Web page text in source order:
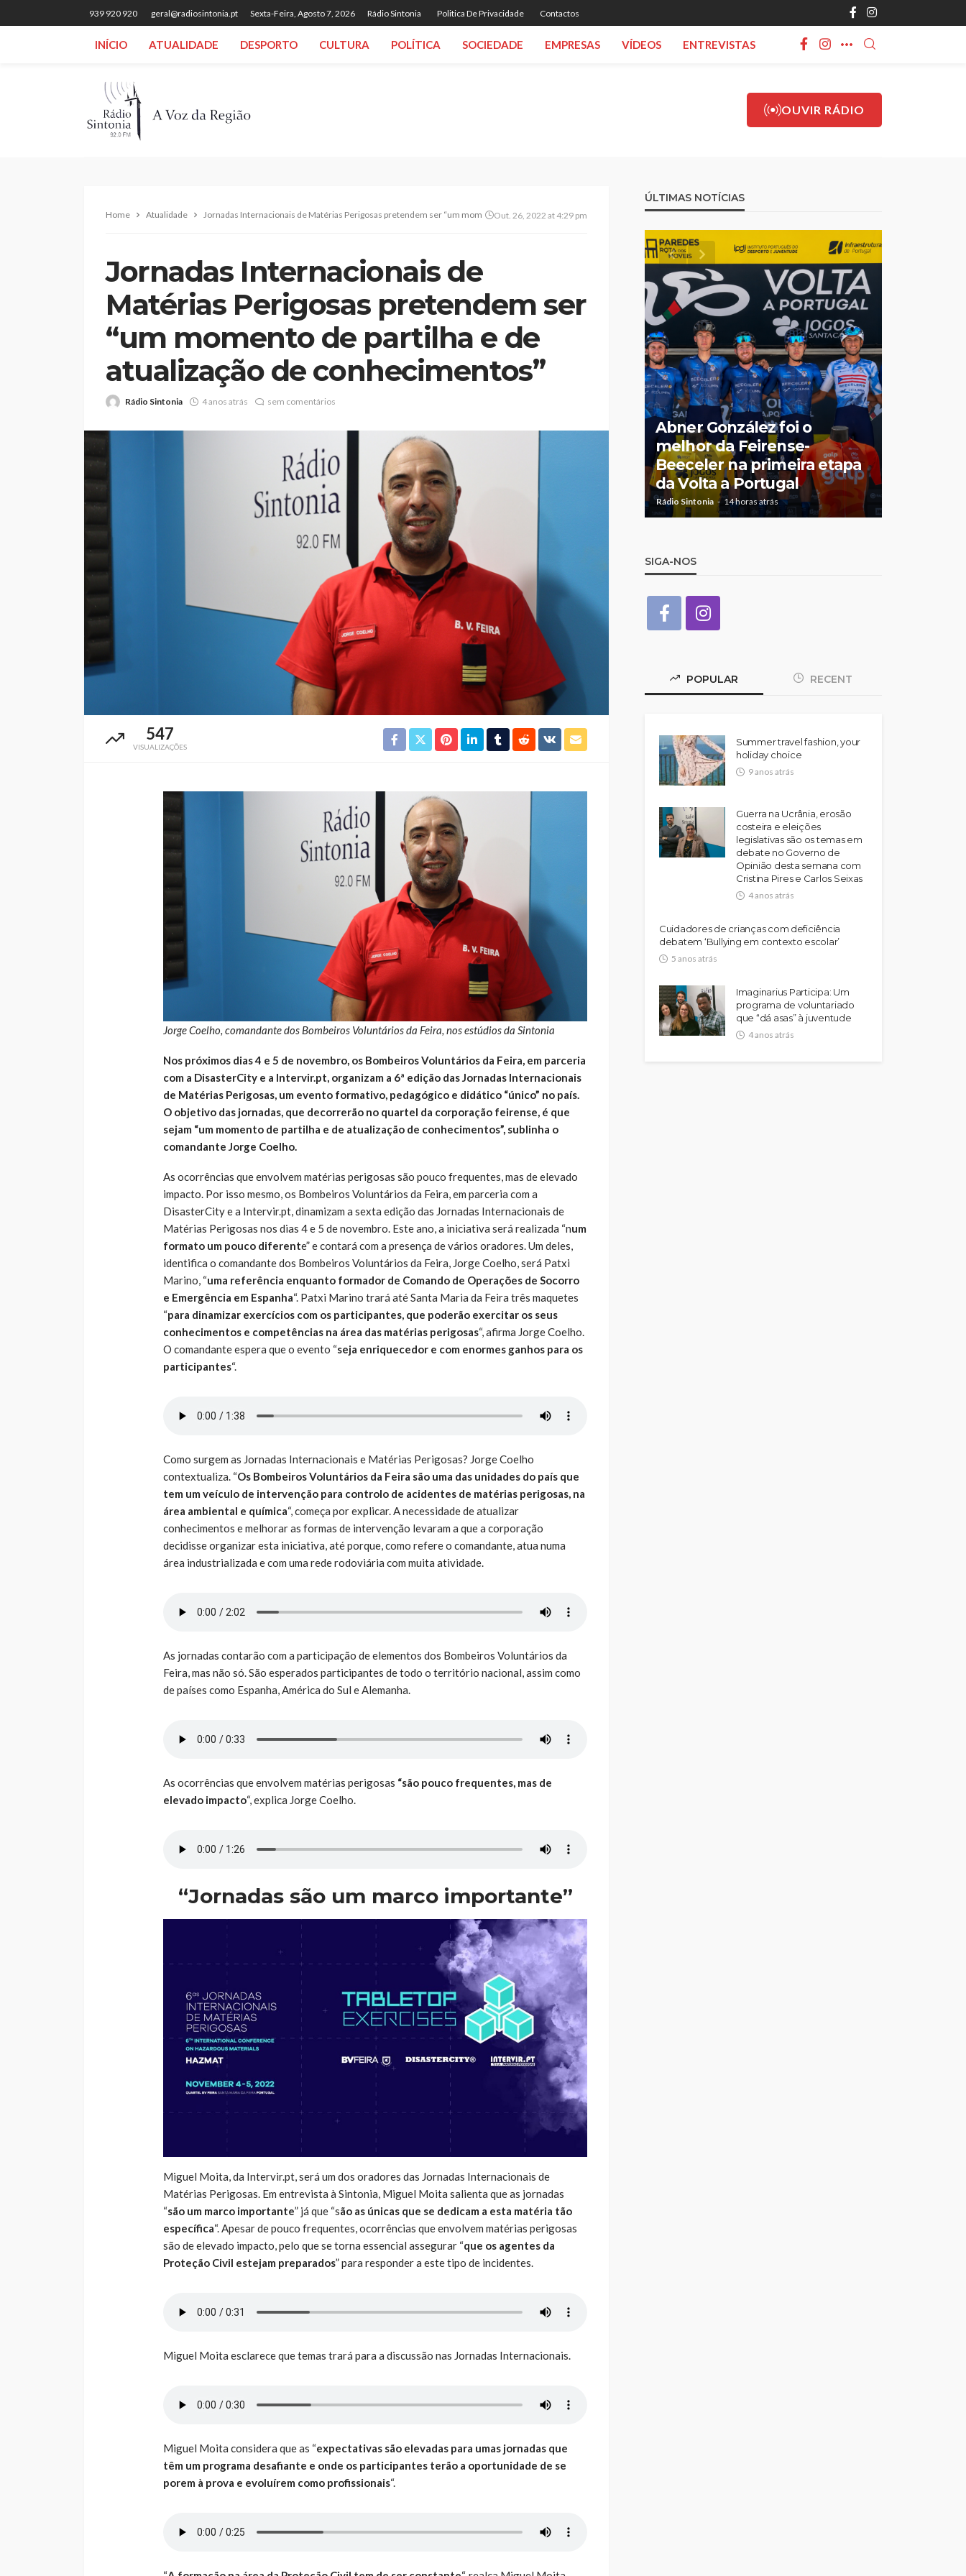
939 920 920 geral@radiosintonia.pt Sexta-Feira, Agosto 7, 2026 Rádio Sintonia Politica De Privacidade Contactos
INÍCIO ATUALIDADE DESPORTO CULTURA POLÍTICA SOCIEDADE EMPRESAS VÍDEOS ENTREVISTAS
OUVIR RÁDIO
Home Atualidade Jornadas Internacionais de Matérias Perigosas pretendem ser “um momento de partilha e de atualização de conhecimentos”
Out. 26, 2022 at 4:29 pm
Jornadas Internacionais de
Matérias Perigosas pretendem ser
“um momento de partilha e de
atualização de conhecimentos”
Rádio Sintonia 4 anos atrás sem comentários
547
VISUALIZAÇÕES
Jorge Coelho, comandante dos Bombeiros Voluntários da Feira, nos estúdios da Sintonia
Nos próximos dias 4 e 5 de novembro, os Bombeiros Voluntários da Feira, em parceria
com a DisasterCity e a Intervir.pt, organizam a 6ª edição das Jornadas Internacionais
de Matérias Perigosas, um evento formativo, pedagógico e didático “único” no país.
O objetivo das jornadas, que decorrerão no quartel da corporação feirense, é que
sejam “um momento de partilha e de atualização de conhecimentos”, sublinha o
comandante Jorge Coelho.
As ocorrências que envolvem matérias perigosas são pouco frequentes, mas de elevado
impacto. Por isso mesmo, os Bombeiros Voluntários da Feira, em parceria com a
DisasterCity e a Intervir.pt, dinamizam a sexta edição das Jornadas Internacionais de
Matérias Perigosas nos dias 4 e 5 de novembro. Este ano, a iniciativa será realizada “num
formato um pouco diferente” e contará com a presença de vários oradores. Um deles,
identifica o comandante dos Bombeiros Voluntários da Feira, Jorge Coelho, será Patxi
Marino, “uma referência enquanto formador de Comando de Operações de Socorro
e Emergência em Espanha“. Patxi Marino trará até Santa Maria da Feira três maquetes
“para dinamizar exercícios com os participantes, que poderão exercitar os seus
conhecimentos e competências na área das matérias perigosas“, afirma Jorge Coelho.
O comandante espera que o evento “seja enriquecedor e com enormes ganhos para os
participantes“.
Como surgem as Jornadas Internacionais e Matérias Perigosas? Jorge Coelho
contextualiza. “Os Bombeiros Voluntários da Feira são uma das unidades do país que
tem um veículo de intervenção para controlo de acidentes de matérias perigosas, na
área ambiental e química“, começa por explicar. A necessidade de atualizar
conhecimentos e melhorar as formas de intervenção levaram a que a corporação
decidisse organizar esta iniciativa, até porque, como refere o comandante, atua numa
área industrializada e com uma rede rodoviária com muita atividade.
As jornadas contarão com a participação de elementos dos Bombeiros Voluntários da
Feira, mas não só. São esperados participantes de todo o território nacional, assim como
de países como Espanha, América do Sul e Alemanha.
As ocorrências que envolvem matérias perigosas “são pouco frequentes, mas de
elevado impacto“, explica Jorge Coelho.
“Jornadas são um marco importante”
Miguel Moita, da Intervir.pt, será um dos oradores das Jornadas Internacionais de
Matérias Perigosas. Em entrevista à Sintonia, Miguel Moita salienta que as jornadas
“são um marco importante” já que “são as únicas que se dedicam a esta matéria tão
específica“. Apesar de pouco frequentes, ocorrências que envolvem matérias perigosas
são de elevado impacto, pelo que se torna essencial assegurar “que os agentes da
Proteção Civil estejam preparados” para responder a este tipo de incidentes.
Miguel Moita esclarece que temas trará para a discussão nas Jornadas Internacionais.
Miguel Moita considera que as “expectativas são elevadas para umas jornadas que
têm um programa desafiante e onde os participantes terão a oportunidade de se
porem à prova e evoluírem como profissionais“.
ÚLTIMAS NOTÍCIAS
Volta a Portugal: Johansen é
o primeiro líder, Feirense-
Beeceler cumpre objetivos
1 dia atrás
Mulher detida na Feira por
suspeita de violência
doméstica contra duas
crianças
Rádio Sintonia
Abner González foi o
melhor da Feirense-
Beeceler na primeira etapa
da Volta a Portugal
Rádio Sintonia 14 horas atrás
SIGA-NOS
POPULAR RECENT
Summer travel fashion, your
holiday choice
9 anos atrás
Guerra na Ucrânia, erosão
costeira e eleições
legislativas são os temas em
debate no Governo de
Opinião desta semana com
Cristina Pires e Carlos Seixas
4 anos atrás
Cuidadores de crianças com deficiência
debatem ‘Bullying em contexto escolar’
5 anos atrás
Imaginarius Participa: Um
programa de voluntariado
que “dá asas” à juventude
4 anos atrás